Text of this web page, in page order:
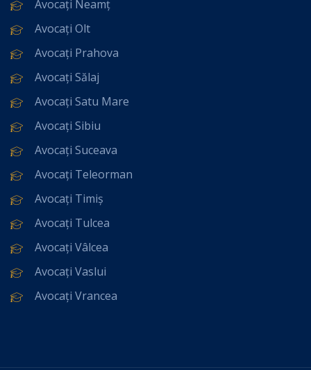
Avocați Neamț
Avocați Olt
Avocați Prahova
Avocați Sălaj
Avocați Satu Mare
Avocați Sibiu
Avocați Suceava
Avocați Teleorman
Avocați Timiș
Avocați Tulcea
Avocați Vâlcea
Avocați Vaslui
Avocați Vrancea